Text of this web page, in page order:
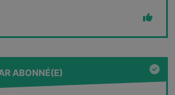
ABONNÉ(E)